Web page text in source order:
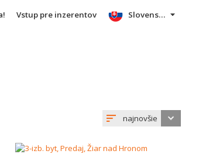
Vstup pre inzerentov Slovensky
najnovšie